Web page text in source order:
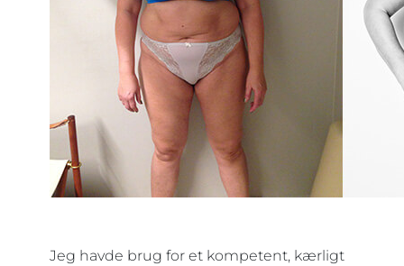
Jeg havde brug for et kompetent, kærligt